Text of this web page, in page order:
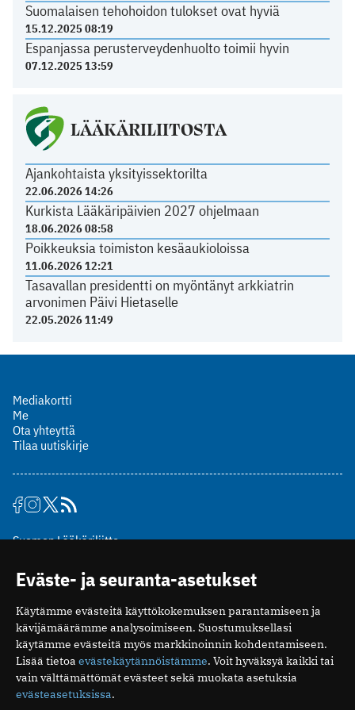
Suomalaisen tehohoidon tulokset ovat hyviä
15.12.2025 08:19
Espanjassa perusterveydenhuolto toimii hyvin
07.12.2025 13:59
LÄÄKÄRILIITOSTA
Ajankohtaista yksityissektorilta
22.06.2026 14:26
Kurkista Lääkäripäivien 2027 ohjelmaan
18.06.2026 08:58
Poikkeuksia toimiston kesäaukioloissa
11.06.2026 12:21
Tasavallan presidentti on myöntänyt arkkiatrin
arvonimen Päivi Hietaselle
22.05.2026 11:49
Mediakortti
Me
Ota yhteyttä
Tilaa uutiskirje
Suomen Lääkäriliitto
00510 Helsinki
puh. (09) 393 091
toimitus@potilaanlaakarilehti.fi
ISSN 2323-9476
Eväste- ja seuranta-asetukset
Käytämme evästeitä käyttökokemuksen parantamiseen ja
kävijämäärämme analysoimiseen. Suostumuksellasi
käytämme evästeitä myös markkinoinnin kohdentamiseen.
Lisää tietoa evästekäytännöistämme. Voit hyväksyä kaikki tai
vain välttämättömät evästeet sekä muokata asetuksia
evästeasetuksissa.